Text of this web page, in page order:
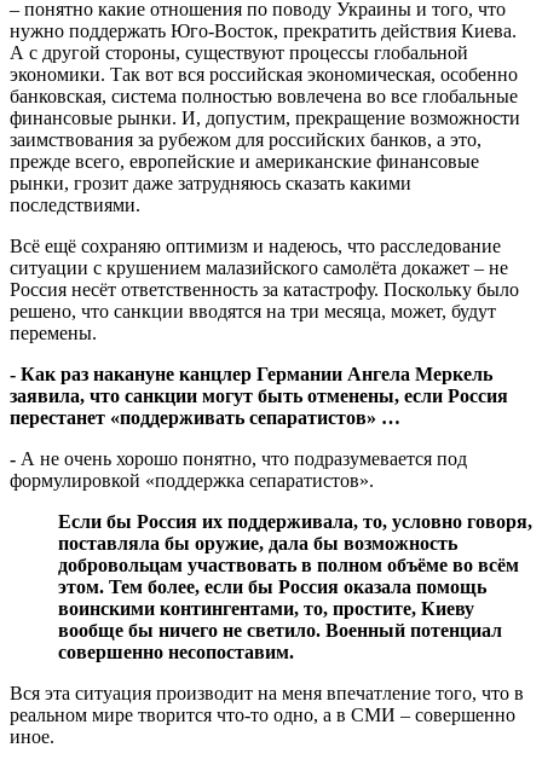
– понятно какие отношения по поводу Украины и того, что
нужно поддержать Юго-Восток, прекратить действия Киева.
А с другой стороны, существуют процессы глобальной
экономики. Так вот вся российская экономическая, особенно
банковская, система полностью вовлечена во все глобальные
финансовые рынки. И, допустим, прекращение возможности
заимствования за рубежом для российских банков, а это,
прежде всего, европейские и американские финансовые
рынки, грозит даже затрудняюсь сказать какими
последствиями.
Всё ещё сохраняю оптимизм и надеюсь, что расследование
ситуации с крушением малазийского самолёта докажет – не
Россия несёт ответственность за катастрофу. Поскольку было
решено, что санкции вводятся на три месяца, может, будут
перемены.
- Как раз накануне канцлер Германии Ангела Меркель
заявила, что санкции могут быть отменены, если Россия
перестанет «поддерживать сепаратистов» …
- А не очень хорошо понятно, что подразумевается под
формулировкой «поддержка сепаратистов».
Если бы Россия их поддерживала, то, условно говоря,
поставляла бы оружие, дала бы возможность
добровольцам участвовать в полном объёме во всём
этом. Тем более, если бы Россия оказала помощь
воинскими контингентами, то, простите, Киеву
вообще бы ничего не светило. Военный потенциал
совершенно несопоставим.
Вся эта ситуация производит на меня впечатление того, что в
реальном мире творится что-то одно, а в СМИ – совершенно
иное.